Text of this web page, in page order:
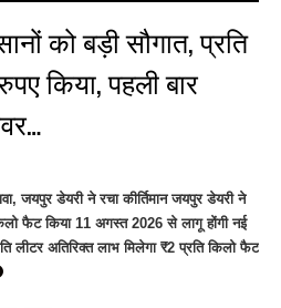
को बड़ी सौगात, प्रति
किया, पहली बार
जयपुर डेयरी ने रचा कीर्तिमान जयपुर डेयरी ने
फैट किया 11 अगस्त 2026 से लागू होंगी नई
लीटर अतिरिक्त लाभ मिलेगा ₹2 प्रति किलो फैट